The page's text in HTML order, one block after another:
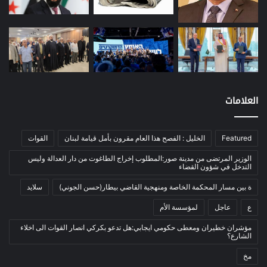
F
a
c
e
b
o
o
k
T
w
W
h
A
p
p
T
el
a
m
Pr
in
C
o
Li
n
S
h
عاجل
معادن
(1)
موازنة
(4)
نفط
(91)
اتصالات
(26)
الرئيسية
العالم العربي
المحكمة الخاصة
بيئة
أدب وشعر
(133)
إعلام
بروفايل
العلامات
Featured الخليل : الفصح هذا العام مقرون بأمل قيامة لبنان القوات
الوزير المرتضى من مدينة صور:المطلوب إخراج الطاغوت من دار العدالة وليس
التدخل في شؤون القضاء
ة بين مسار المحكمة الخاصة ومنهجية القاضي بيطار(حسن الجوني) سلايد
ع عاجل لمؤسسة الأم
مؤشران خطيران ومعطى حكومي ايجابي:هل تدعو بكركي انصار القوات الى اخلاء
الشارع؟
مخ